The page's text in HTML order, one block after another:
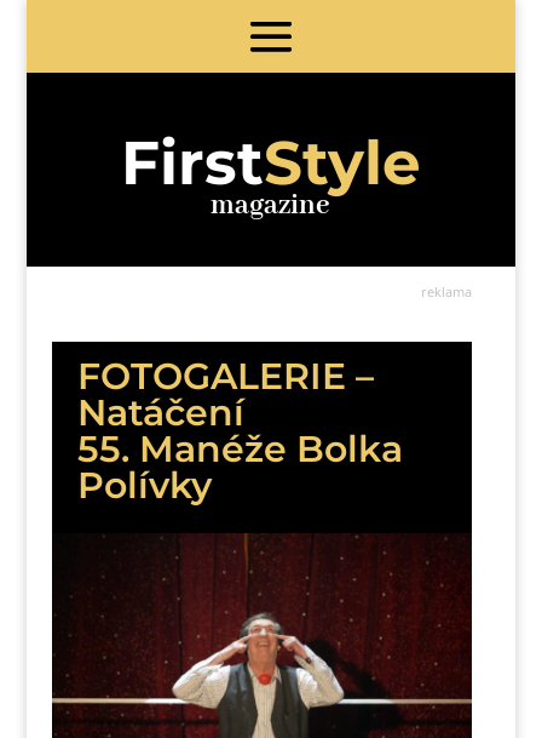
FirstStyle
magazine
reklama
FOTOGALERIE –
Natáčení
55. Manéže Bolka
Polívky